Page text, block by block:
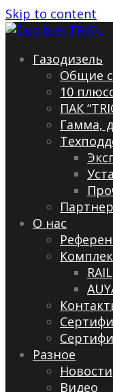
Skip to content
Газодизель
Общие
10
ПАК
Гамма,
О нас
RAIL
Разное
Новости
Видео